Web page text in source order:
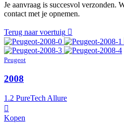
Je aanvraag is succesvol verzonden.
contact met je opnemen.
Terug naar voertuig
Peugeot
2008
1.2 PureTech Allure
Kopen